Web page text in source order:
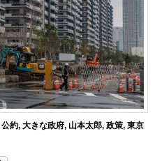
公約, 大きな政府, 山本太郎, 政策, 東京